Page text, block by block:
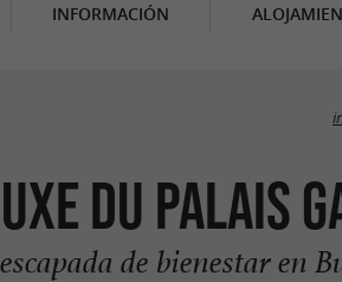
INFORMACIÓN
du Palais
de bienestar en